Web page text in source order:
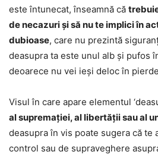
este întunecat, înseamnă că
de necazuri și să nu te implici în
dubioase, care nu prezintă
deasupra ta este unul alb și pufos
deoarece nu vei ieși deloc în
Visul în care apare elementul
al supremației, al libertății sau al
deasupra în vis poate sugera că te
control sau de supraveghere